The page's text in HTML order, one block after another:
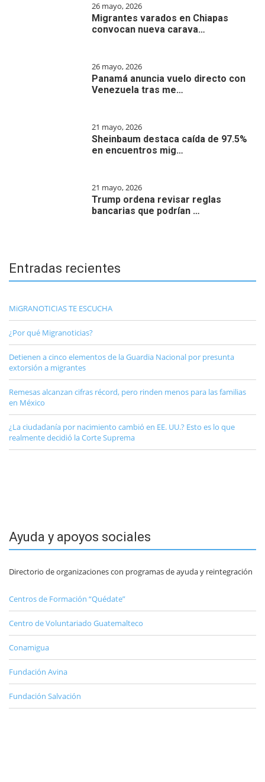
26 mayo, 2026
Migrantes varados en Chiapas
convocan nueva carava…
26 mayo, 2026
Panamá anuncia vuelo directo con
Venezuela tras me…
21 mayo, 2026
Sheinbaum destaca caída de 97.5%
en encuentros mig…
21 mayo, 2026
Trump ordena revisar reglas
bancarias que podrían …
Entradas recientes
MiGRANOTICIAS TE ESCUCHA
¿Por qué Migranoticias?
Detienen a cinco elementos de la Guardia Nacional por presunta
extorsión a migrantes
Remesas alcanzan cifras récord, pero rinden menos para las familias
en México
¿La ciudadanía por nacimiento cambió en EE. UU.? Esto es lo que
realmente decidió la Corte Suprema
Ayuda y apoyos sociales
Directorio de organizaciones con programas de ayuda y reintegración
Centros de Formación “Quédate”
Centro de Voluntariado Guatemalteco
Conamigua
Fundación Avina
Fundación Salvación